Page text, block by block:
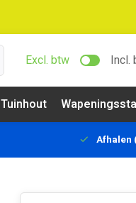
Excl. btw Incl.
Tuinhout
Afhalen